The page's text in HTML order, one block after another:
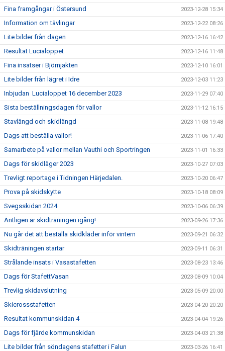
Fina framgångar i Östersund 2023-12-28 15:34
Information om tävlingar 2023-12-22 08:26
Lite bilder från dagen 2023-12-16 16:42
Resultat Lucialoppet 2023-12-16 11:48
Fina insatser i Björnjakten 2023-12-10 16:01
Lite bilder från lägret i Idre 2023-12-03 11:23
Inbjudan Lucialoppet 16 december 2023 2023-11-29 07:40
Sista beställningsdagen för vallor 2023-11-12 16:15
Stavlängd och skidlängd 2023-11-08 19:48
Dags att beställa vallor! 2023-11-06 17:40
Samarbete på vallor mellan Vauthi och Sportringen 2023-11-01 16:33
Dags för skidläger 2023 2023-10-27 07:03
Trevligt reportage i Tidningen Härjedalen. 2023-10-20 06:47
Prova på skidskytte 2023-10-18 08:09
Svegsskidan 2024 2023-10-06 06:39
Äntligen är skidträningen igång! 2023-09-26 17:36
Nu går det att beställa skidkläder inför vintern 2023-09-21 06:32
Skidträningen startar 2023-09-11 06:31
Strålande insats i Vasastafetten 2023-08-23 13:46
Dags för StafettVasan 2023-08-09 10:04
Trevlig skidavslutning 2023-05-09 20:00
Skicrossstafetten 2023-04-20 20:20
Resultat kommunskidan 4 2023-04-04 19:26
Dags för fjärde kommunskidan 2023-04-03 21:38
Lite bilder från söndagens stafetter i Falun 2023-03-26 16:41